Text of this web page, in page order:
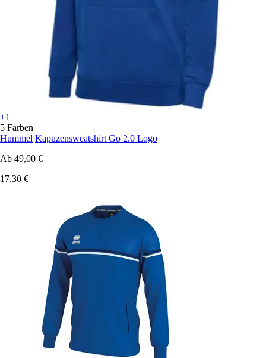
+1
5 Farben
Hummel Kapuzensweatshirt Go 2.0 Logo
Ab 49,00 €
17,30 €